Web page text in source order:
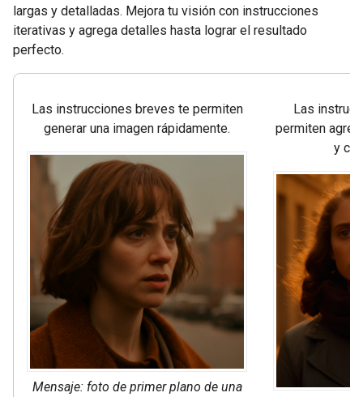
largas y detalladas. Mejora tu visión con instrucciones
iterativas y agrega detalles hasta lograr el resultado
perfecto.
Las instrucciones breves te permiten
generar una imagen rápidamente.
Mensaje: foto de primer plano de una
Las
permiten
y